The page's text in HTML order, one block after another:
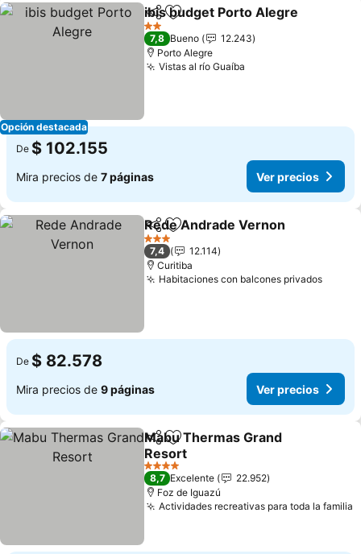
Opción destacada
CompartirAgregar a favoritos
ibis budget Porto Alegre
2 Estrellas
7,8 Bueno
12.243
Porto Alegre
Vistas al río Guaíba
De $ 102.155
Mira precios de 7 páginas Ver precios
CompartirAgregar a favoritos
Rede Andrade Vernon
3 Estrellas
7,4
12.114
Curitiba
Habitaciones con balcones privados
De $ 82.578
Mira precios de 9 páginas Ver precios
CompartirAgregar a favoritos
Mabu Thermas Grand
Resort
4 Estrellas
8,7 Excelente
22.952
Foz de Iguazú
Actividades recreativas para toda la familia